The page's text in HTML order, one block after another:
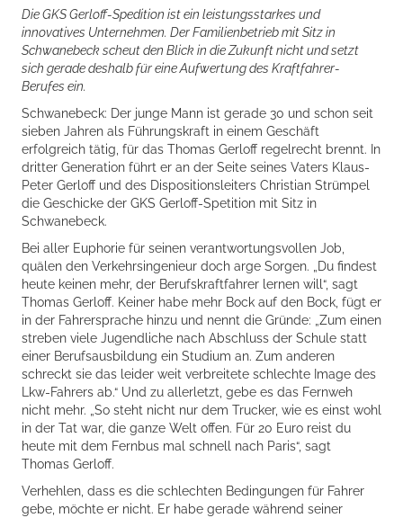
Die GKS Gerloff-Spedition ist ein leistungsstarkes und
innovatives Unternehmen. Der Familienbetrieb mit Sitz in
Schwanebeck scheut den Blick in die Zukunft nicht und setzt
sich gerade deshalb für eine Aufwertung des Kraftfahrer-
Berufes ein.
Schwanebeck: Der junge Mann ist gerade 30 und schon seit
sieben Jahren als Führungskraft in einem Geschäft
erfolgreich tätig, für das Thomas Gerloff regelrecht brennt. In
dritter Generation führt er an der Seite seines Vaters Klaus-
Peter Gerloff und des Dispositionsleiters Christian Strümpel
die Geschicke der GKS Gerloff-Spetition mit Sitz in
Schwanebeck.
Bei aller Euphorie für seinen verantwortungsvollen Job,
quälen den Verkehrsingenieur doch arge Sorgen. „Du findest
heute keinen mehr, der Berufskraftfahrer lernen will“, sagt
Thomas Gerloff. Keiner habe mehr Bock auf den Bock, fügt er
in der Fahrersprache hinzu und nennt die Gründe: „Zum einen
streben viele Jugendliche nach Abschluss der Schule statt
einer Berufsausbildung ein Studium an. Zum anderen
schreckt sie das leider weit verbreitete schlechte Image des
Lkw-Fahrers ab.“ Und zu allerletzt, gebe es das Fernweh
nicht mehr. „So steht nicht nur dem Trucker, wie es einst wohl
in der Tat war, die ganze Welt offen. Für 20 Euro reist du
heute mit dem Fernbus mal schnell nach Paris“, sagt
Thomas Gerloff.
Verhehlen, dass es die schlechten Bedingungen für Fahrer
gebe, möchte er nicht. Er habe gerade während seiner